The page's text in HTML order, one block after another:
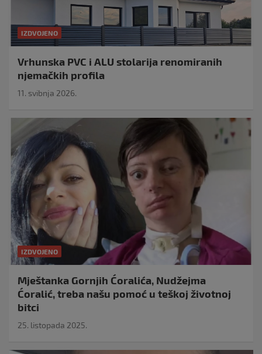
IZDVOJENO
Vrhunska PVC i ALU stolarija renomiranih
njemačkih profila
11. svibnja 2026.
IZDVOJENO
Mještanka Gornjih Ćoralića, Nudžejma
Ćoralić, treba našu pomoć u teškoj životnoj
bitci
25. listopada 2025.